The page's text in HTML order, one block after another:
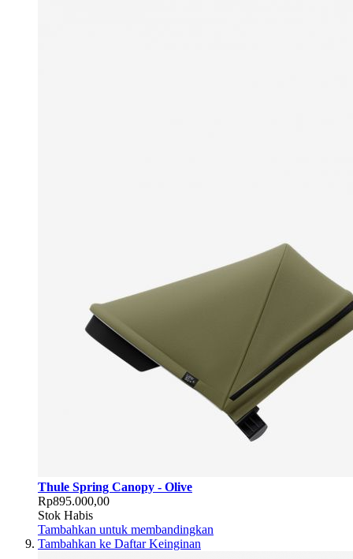
Thule Spring Canopy - Olive
Rp895.000,00
Stok Habis
Tambahkan untuk membandingkan
Tambahkan ke Daftar Keinginan